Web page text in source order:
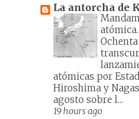
La antorcha de
atómicas por
Hiroshima y
agosto sobre l...
19 hours ago